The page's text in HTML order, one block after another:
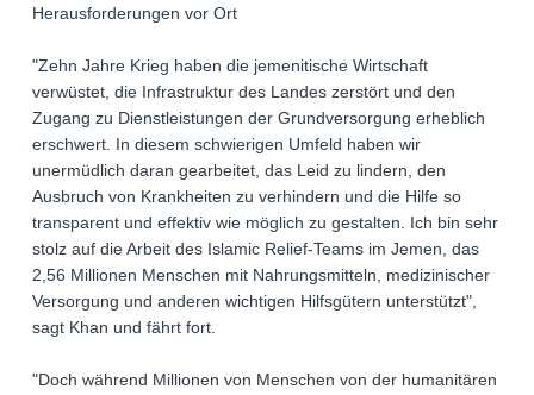
Herausforderungen vor Ort
"Zehn Jahre Krieg haben die jemenitische Wirtschaft
verwüstet, die Infrastruktur des Landes zerstört und den
Zugang zu Dienstleistungen der Grundversorgung erheblich
erschwert. In diesem schwierigen Umfeld haben wir
unermüdlich daran gearbeitet, das Leid zu lindern, den
Ausbruch von Krankheiten zu verhindern und die Hilfe so
transparent und effektiv wie möglich zu gestalten. Ich bin sehr
stolz auf die Arbeit des Islamic Relief-Teams im Jemen, das
2,56 Millionen Menschen mit Nahrungsmitteln, medizinischer
Versorgung und anderen wichtigen Hilfsgütern unterstützt",
sagt Khan und fährt fort.
"Doch während Millionen von Menschen von der humanitären